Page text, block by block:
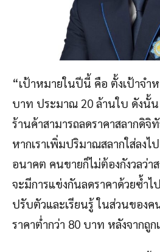
“เป้าหมายในปีนี้ คือ ตั้งเป้าจำ
บาท ประมาณ 20 ล้านใบ ดังนั้น
ร้านค้าสามารถลดราคาสลากดิจิ
หากเราเพิ่มปริมาณสลากใส่ลงไ
อนาคต คนขายก็ไม่ต้องกังวลว่า
จะมีการแข่งกันลดราคาด้วยซ้ำ
ปรับตัวและเรียนรู้ ในส่วนของค
ราคาต่ำกว่า 80 บาท หลังจากถู